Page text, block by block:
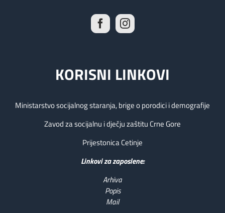
KORISNI LINKOVI
Ministarstvo socijalnog staranja, brige o porodici i demografije
Zavod za socijalnu i dječju zaštitu Crne Gore
Prijestonica Cetinje
Linkovi za zaposlene:
Arhiva
Popis
Mail